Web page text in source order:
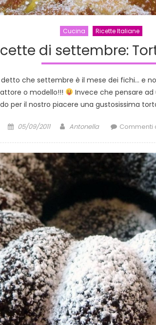
Cucina Ricette Italiane
di settembre:
che settembre è il mese dei fichi… e
o modello!!!
Invece che pensare
per il nostro piacere una gustosissima
Posted
05/09/2011 Author
Antonella Commenti